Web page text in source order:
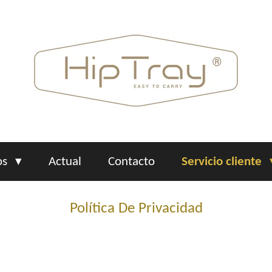
Actual Contacto Servicio cliente
Política De Privacidad